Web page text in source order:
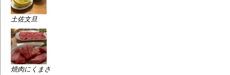
土佐文旦
焼肉にくまさ